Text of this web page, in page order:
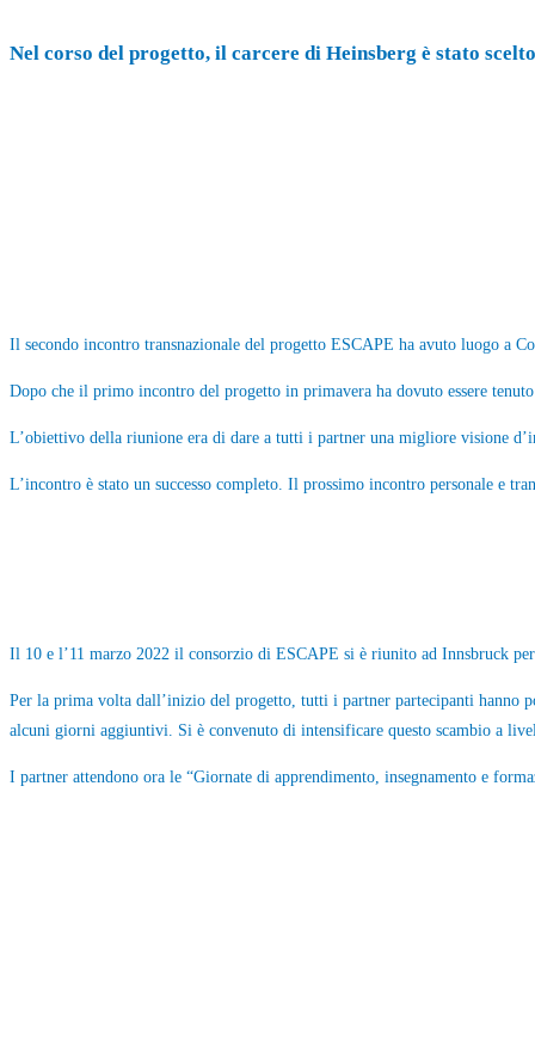
Nel corso del progetto, il carcere di Heinsberg è stato
Il secondo incontro transnazionale del progetto ESCAPE ha avuto luogo a
Dopo che il primo incontro del progetto in primavera ha dovuto essere
L’obiettivo della riunione era di dare a tutti i partner una migliore visione
L’incontro è stato un successo completo. Il prossimo incontro personale e
Il 10 e l’11 marzo 2022 il consorzio di ESCAPE si è riunito ad Innsbruck
Per la prima volta dall’inizio del progetto, tutti i partner partecipanti hanno
alcuni giorni aggiuntivi. Si è convenuto di intensificare questo scambio a
I partner attendono ora le “Giornate di apprendimento, insegnamento e